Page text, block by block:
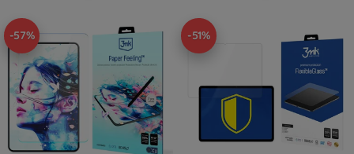
-57% -51%